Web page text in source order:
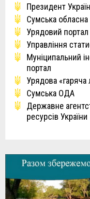
Президент
Сумська обласна
Урядовий портал
Управління
Мунiципальний
портал
Урядова «гаряча
Сумська ОДА
Державне
ресурсів України